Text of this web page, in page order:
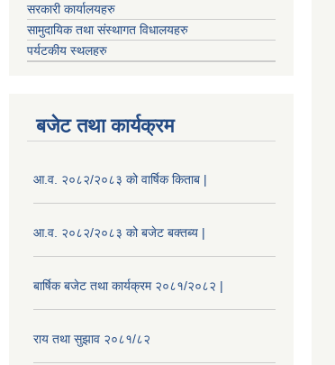
सरकारी कार्यालयहरु
सामुदायिक तथा संस्थागत विधालयहरु
पर्यटकीय स्थलहरु
बजेट तथा कार्यक्रम
आ.व. २०८२/२०८३ को वार्षिक किताब |
आ.व. २०८२/२०८३ को बजेट बक्तब्य |
बार्षिक बजेट तथा कार्यक्रम २०८१/२०८२ |
राय तथा सुझाव २०८१/८२